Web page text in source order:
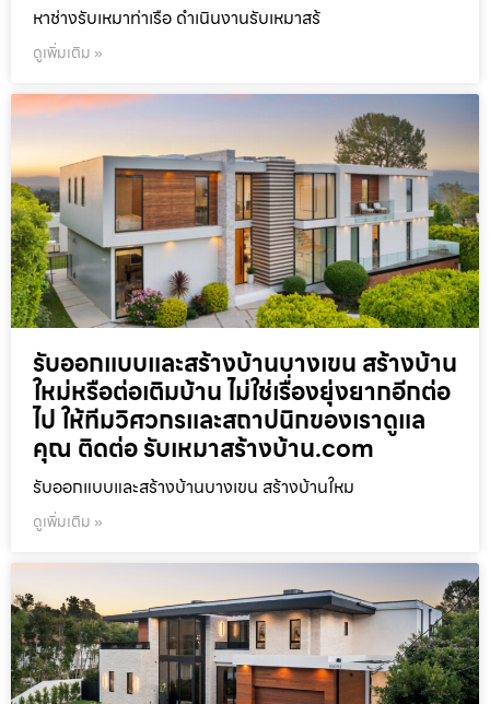
หาช่างรับเหมาท่าเรือ ดำเนินงานรับเหมาสร้
ดูเพิ่มเติม »
รับออกแบบและสร้างบ้านบางเขน สร้างบ้าน
ใหม่หรือต่อเติมบ้าน ไม่ใช่เรื่องยุ่งยากอีกต่อ
ไป ให้ทีมวิศวกรและสถาปนิกของเราดูแล
คุณ ติดต่อ รับเหมาสร้างบ้าน.com
รับออกแบบและสร้างบ้านบางเขน สร้างบ้านใหม
ดูเพิ่มเติม »